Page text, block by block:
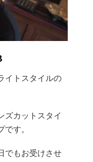
イトスタイルの
ズカットスタイ
す。
でもお受けさせ